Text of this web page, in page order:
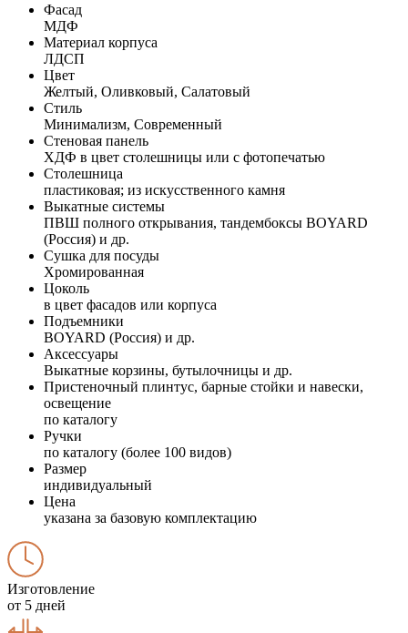
Фасад
МДФ
Материал корпуса
ЛДСП
Цвет
Желтый, Оливковый, Салатовый
Стиль
Минимализм, Современный
Стеновая панель
ХДФ в цвет столешницы или с фотопечатью
Столешница
пластиковая; из искусственного камня
Выкатные системы
ПВШ полного открывания, тандембоксы BOYARD
(Россия) и др.
Сушка для посуды
Хромированная
Цоколь
в цвет фасадов или корпуса
Подъемники
BOYARD (Россия) и др.
Аксессуары
Выкатные корзины, бутылочницы и др.
Пристеночный плинтус, барные стойки и навески,
освещение
по каталогу
Ручки
по каталогу (более 100 видов)
Размер
индивидуальный
Цена
указана за базовую комплектацию
Изготовление
от 5 дней